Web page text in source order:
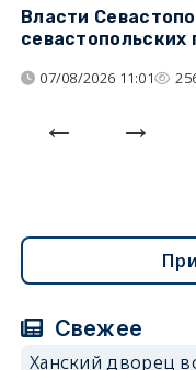
Власти
севастопольских
07/08/2026 11:01
Свежее
Ханский дворец